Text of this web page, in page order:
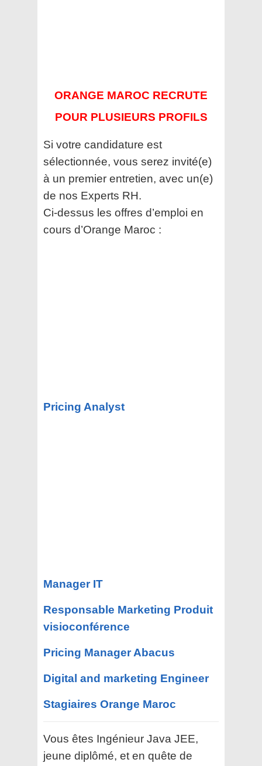
ORANGE MAROC RECRUTE
POUR PLUSIEURS PROFILS
Si votre candidature est
sélectionnée, vous serez invité(e)
à un premier entretien, avec un(e)
de nos Experts RH.
Ci-dessus les offres d’emploi en
cours d’Orange Maroc :
Pricing Analyst
Manager IT
Responsable Marketing Produit
visioconférence
Pricing Manager Abacus
Digital and marketing Engineer
Stagiaires Orange Maroc
Vous êtes Ingénieur Java JEE,
jeune diplômé, et en quête de